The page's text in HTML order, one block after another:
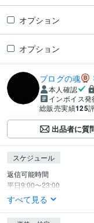
オプション
オプション
ブログの魂
本人確認
インボイス
総販売実績125
出品者に質
スケジュール
返信可能時間
平日9:00〜23:00
すべて見る